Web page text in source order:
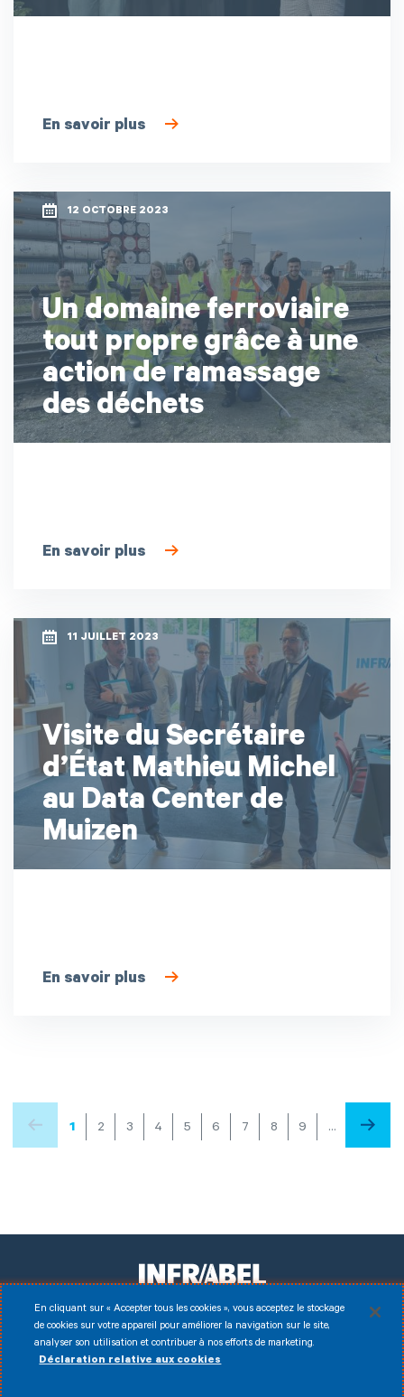
En savoir plus
12 OCTOBRE 2023
Un domaine ferroviaire
tout propre grâce à une
action de ramassage
des déchets
En savoir plus
11 JUILLET 2023
Visite du Secrétaire
d’État Mathieu Michel
au Data Center de
Muizen
En savoir plus
Pagination
Page
Page
1 Page
2 Page
3 Page
4 Page
5 Page
6 Page
7 Page
8 Page
9 …
Page
FacebookInstagramLinkedInYoutube
En cliquant sur « Accepter tous les cookies », vous acceptez le stockage
de cookies sur votre appareil pour améliorer la navigation sur le site,
analyser son utilisation et contribuer à nos efforts de marketing.
Déclaration relative aux cookies